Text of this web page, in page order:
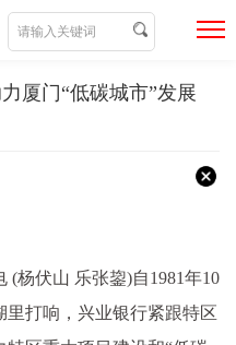
厦门“低碳城市”发展
(杨伏山 乐张鋆)自1981年10
里打响，兴业银行紧跟特区